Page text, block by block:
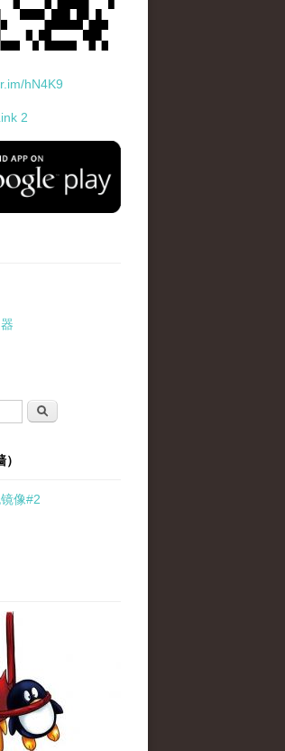
hN4K9
2
app-store.png
搜索
镜像#2